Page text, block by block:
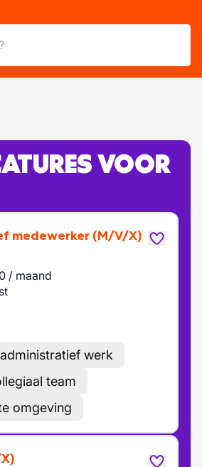
VOOR
medewerker (M/V/X)
/ maand
werk
team
omgeving